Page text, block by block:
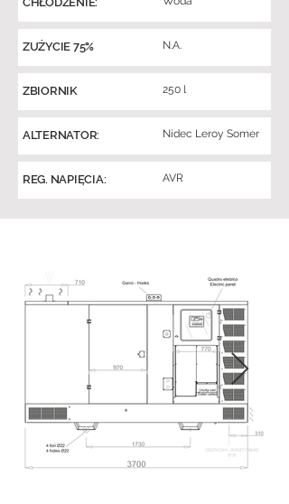
ZUŻYCIE 75% N.A.
ZBIORNIK 250 l
ALTERNATOR: Nidec Leroy Somer
REG. NAPIĘCIA: AVR